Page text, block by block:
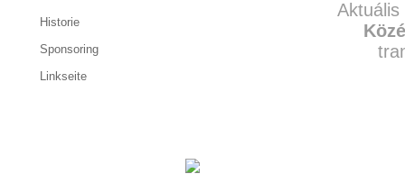
Historie
Sponsoring
Linkseite